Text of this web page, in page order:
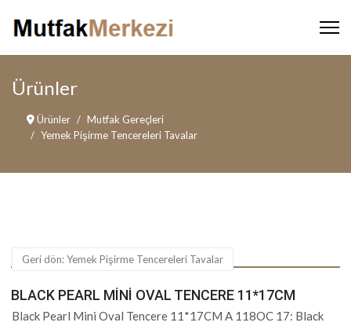
Ürünler
Ürünler
Mutfak Gereçleri
Yemek Pişirme Tencereleri Tavalar
Geri dön: Yemek Pişirme Tencereleri Tavalar
BLACK PEARL MINI OVAL TENCERE 11*17CM
Black Pearl Mini Oval Tencere 11*17CM A 118OC 17: Black